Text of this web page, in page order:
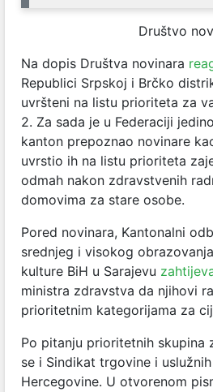
Društvo
Na dopis Društva novinara
Republici Srpskoj i Brčko
uvršteni na listu prioriteta za
2. Za sada je u Federaciji
kanton prepoznao novinare
uvrstio ih na listu prioriteta
odmah nakon zdravstvenih
domovima za stare osobe.
Pored novinara, Kantonalni
srednjeg i visokog
kulture BiH u Sarajevu
ministra zdravstva da njihovi
prioritetnim kategorijama za
Po pitanju prioritetnih skupina
se i Sindikat trgovine i
Hercegovine. U otvorenom